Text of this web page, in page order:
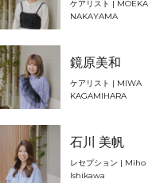
ケアリスト | MOEKA
NAKAYAMA
鏡原美和
ケアリスト | MIWA
KAGAMIHARA
石川 美帆
レセプション | Miho
Ishikawa